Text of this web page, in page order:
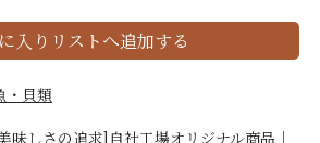
入りリストへ追加する
・貝類
味しさの追求]自社工場オリジナル商品 ｜